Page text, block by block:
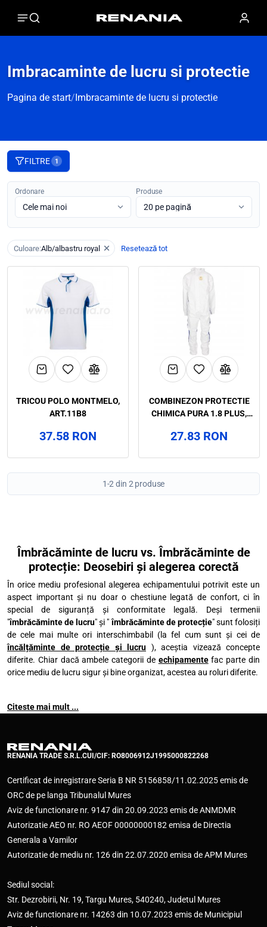
Imbracaminte de lucru si protectie
Pagina de start/ Imbracaminte de lucru si protectie
FILTRE 1
Ordonare Produse
Culoare:Alb/albastru royal Resetează tot
TRICOU POLO MONTMELO,
ART.11B8
37.58 RON
COMBINEZON PROTECTIE
CHIMICA PURA 1.8 PLUS,
27.83 RON
1-2 din 2 produse
Îmbrăcăminte de lucru vs. Îmbrăcăminte de
protecție: Deosebiri și alegerea corectă
În orice mediu profesional alegerea echipamentului potrivit este un
aspect important și nu doar o chestiune legată de confort, ci în
special de siguranță și conformitate legală. Deși termenii
"îmbrăcăminte de lucru" și "îmbrăcăminte de protecție" sunt folosiți
de cele mai multe ori interschimbabil (la fel cum sunt și cei de
încălțăminte de protecție și lucru ), aceștia vizează concepte
diferite. Chiar dacă ambele categorii de echipamente fac parte din
orice mediu de lucru sigur și bine organizat, acestea au roluri diferite.
Citeste mai mult ...
RENANIA TRADE S.R.L.CUI/CIF: RO8006912J1995000822268
Certificat de inregistrare Seria B NR 5156858/11.02.2025 emis de
ORC de pe langa Tribunalul Mures
Aviz de functionare nr. 9147 din 20.09.2023 emis de ANMDMR
Autorizatie AEO nr. RO AEOF 00000000182 emisa de Directia
Generala a Vamilor
Autorizatie de mediu nr. 126 din 22.07.2020 emisa de APM Mures
Sediul social:
Str. Dezrobirii, Nr. 19, Targu Mures, 540240, Judetul Mures
Aviz de functionare nr. 14263 din 10.07.2023 emis de Municipiul